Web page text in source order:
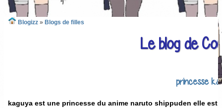
Blogizz » Blogs de filles
Le blog de
princesse
kaguya est une princesse du anime naruto shippuden elle est